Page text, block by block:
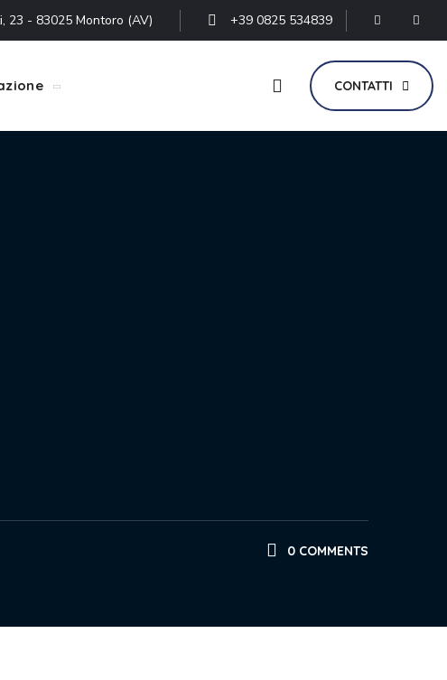
23 - 83025 Montoro (AV) +39 0825 534839
CONTATTI
0 COMMENTS